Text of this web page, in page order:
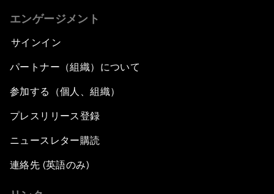
エンゲージメント
サインイン
パートナー（組織）について
参加する（個人、組織）
プレスリリース登録
ニュースレター購読
連絡先 (英語のみ)